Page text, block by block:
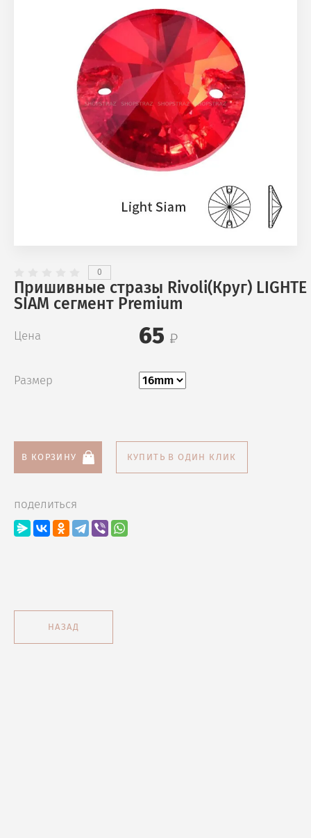
0
Пришивные стразы Rivoli(Круг) LIGHTE
SIAM сегмент Premium
Цена 65
Размер
В КОРЗИНУ КУПИТЬ В ОДИН КЛИК
поделиться
НАЗАД